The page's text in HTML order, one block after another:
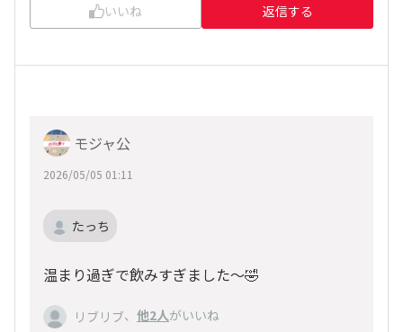
いいね 返信する
モジャ公
2026/05/05 01:11
たっち
温まり過ぎで飲みすぎました〜🤣
リブリブ、 他2人がいいね